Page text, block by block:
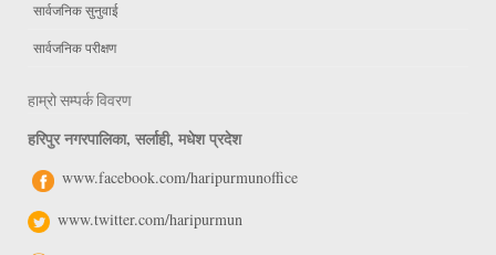
सार्वजनिक सुनुवाई
सार्वजनिक परीक्षण
हाम्रो सम्पर्क विवरण
हरिपुर नगरपालिका, सर्लाही, मधेश प्रदेश
www.facebook.com/haripurmunoffice
www.twitter.com/haripurmun